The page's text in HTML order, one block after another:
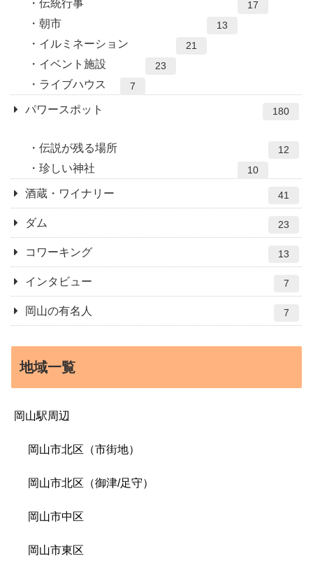
伝統行事 17
朝市 13
イルミネーション 21
イベント施設 23
ライブハウス 7
パワースポット 180
伝説が残る場所 12
珍しい神社 10
酒蔵・ワイナリー 41
ダム 23
コワーキング 13
インタビュー 7
岡山の有名人 7
地域一覧
岡山駅周辺
岡山市北区（市街地）
岡山市北区（御津/足守）
岡山市中区
岡山市東区